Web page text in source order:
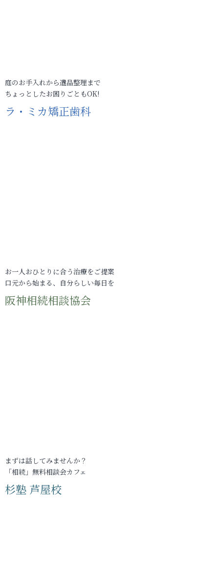
庭のお手入れから遺品整理まで
ちょっとしたお困りごともOK!
ラ・ミカ矯正歯科
お一人おひとりに合う治療をご提案
口元から始まる、自分らしい毎日を
阪神相続相談協会
まずは話してみませんか？
「相続」無料相談会カフェ
杉塾 芦屋校